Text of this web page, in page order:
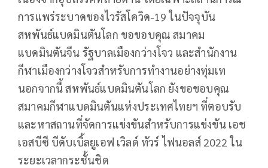
การแพร่ระบาดของไวรัสโควิด-19 ในปัจจุบัน
สหพันธ์แบดมินตันโลก ขอขอบคุณ สมาคม
แบดมินตันจีน รัฐบาลเมืองกว่างโจว และสำนักงาน
กีฬาเมืองกว่างโจวสำหรับการทำงานอย่างทุ่มเท
นอกจากนี้ สหพันธ์แบดมินตันโลก ยังขอขอบคุณ
สมาคมกีฬาแบดมินตันแห่งประเทศไทยฯ ที่ตอบรับ
และหาสถานที่จัดการแข่งขันสำหรับการแข่งขัน เอช
เอสบีซี บีดับเบิ้ลยูเอฟ เวิลด์ ทัวร์ ไฟนอลส์ 2022 ใน
ระยะเวลากระชั้นชิด